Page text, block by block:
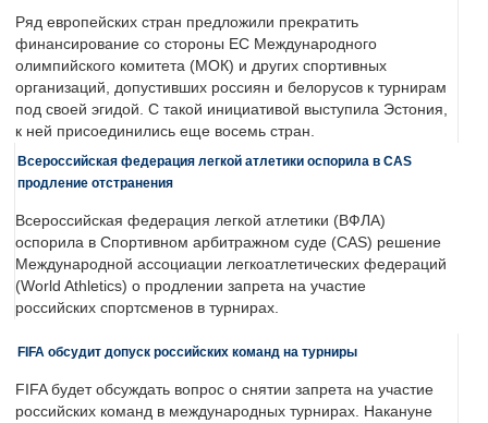
Ряд европейских стран предложили прекратить
финансирование со стороны ЕС Международного
олимпийского комитета (МОК) и других спортивных
организаций, допустивших россиян и белорусов к турнирам
под своей эгидой. С такой инициативой выступила Эстония,
к ней присоединились еще восемь стран.
Всероссийская федерация легкой атлетики оспорила в CAS
продление отстранения
Всероссийская федерация легкой атлетики (ВФЛА)
оспорила в Спортивном арбитражном суде (CAS) решение
Международной ассоциации легкоатлетических федераций
(World Athletics) о продлении запрета на участие
российских спортсменов в турнирах.
FIFA обсудит допуск российских команд на турниры
FIFA будет обсуждать вопрос о снятии запрета на участие
российских команд в международных турнирах. Накануне